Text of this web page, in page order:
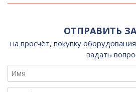
ОТПРАВИТЬ
на просчёт, покупку
задать